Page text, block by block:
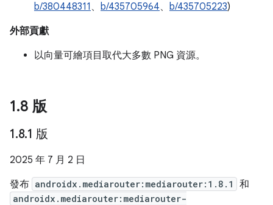
b/380448311 、 b/435705964、 b/435705223)
外部貢獻
以向量可繪項目取代大多數 PNG 資源。
1.8 版
1.8.1 版
2025 年 7 月 2 日
發布 androidx.mediarouter:mediarouter:1.8.1 和
androidx.mediarouter:mediarouter-